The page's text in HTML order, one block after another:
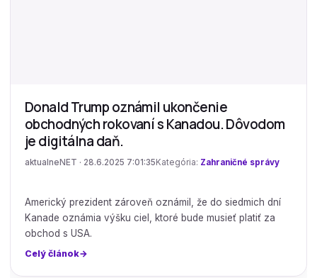
Donald Trump oznámil ukončenie
obchodných rokovaní s Kanadou. Dôvodom
je digitálna daň.
aktualneNET · 28.6.2025 7:01:35 Kategória: Zahraničné správy
Americký prezident zároveň oznámil, že do siedmich dní
Kanade oznámia výšku ciel, ktoré bude musieť platiť za
obchod s USA.
Celý článok